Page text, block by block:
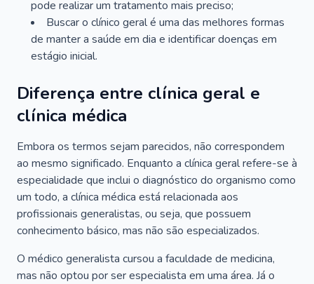
pode realizar um tratamento mais preciso;
Buscar o clínico geral é uma das melhores formas
de manter a saúde em dia e identificar doenças em
estágio inicial.
Diferença entre clínica geral e
clínica médica
Embora os termos sejam parecidos, não correspondem
ao mesmo significado. Enquanto a clínica geral refere-se à
especialidade que inclui o diagnóstico do organismo como
um todo, a clínica médica está relacionada aos
profissionais generalistas, ou seja, que possuem
conhecimento básico, mas não são especializados.
O médico generalista cursou a faculdade de medicina,
mas não optou por ser especialista em uma área. Já o